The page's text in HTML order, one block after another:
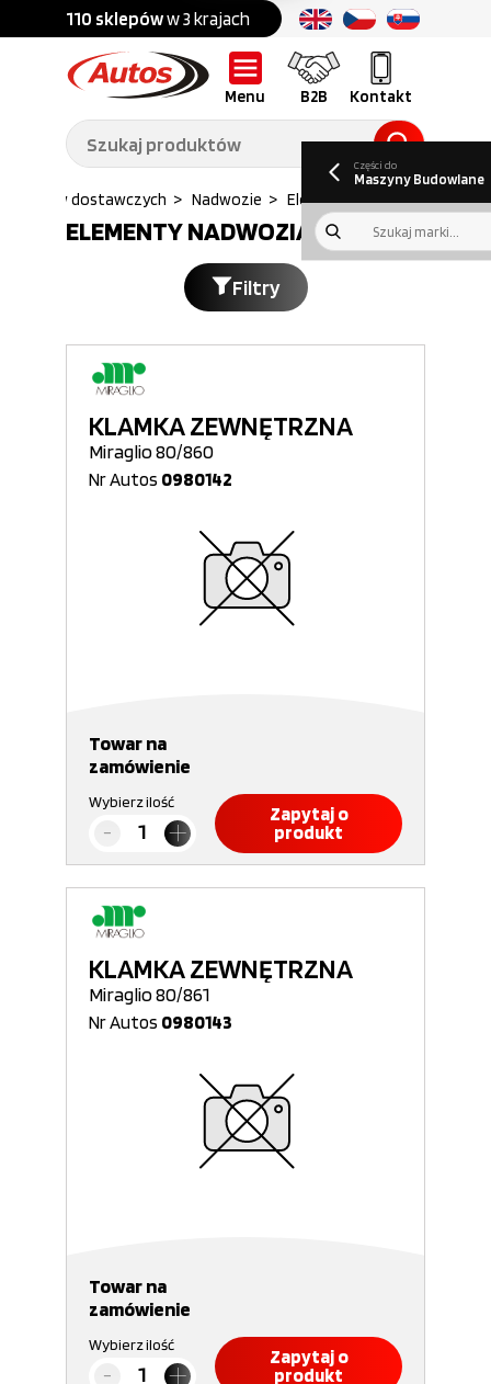
110 sklepóww 3 krajach Ponad 700 marek
Menu B2B Kontakt
Części do:
Ciężarówek,
przyczep,
naczep
Części do:
budowlanych
B2BGaleria
Oferty pracy
kwartalny
Części do
Maszyny Budowlane
dostawczych > Nadwozie > Elementy nadwozia
ELEMENTY NADWOZIA
Filtry
KLAMKA ZEWNĘTRZNA
Miraglio 80/860
Nr Autos 0980142
Towar na
zamówienie
Wybierz ilość
Zapytaj o
produkt
KLAMKA ZEWNĘTRZNA
Miraglio 80/861
Nr Autos 0980143
Towar na
zamówienie
Wybierz ilość
Zapytaj o
produkt